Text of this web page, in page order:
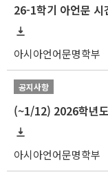
26-1학기 아언문 시
아시아언어문명학부
공지사항
(~1/12) 2026학년
아시아언어문명학부